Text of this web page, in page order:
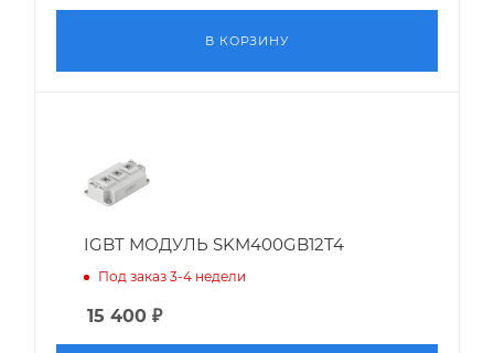
В КОРЗИНУ
IGBT МОДУЛЬ SKM400GB12T4
Под заказ 3-4 недели
15 400 ₽